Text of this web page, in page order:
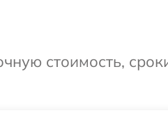
стоимость,